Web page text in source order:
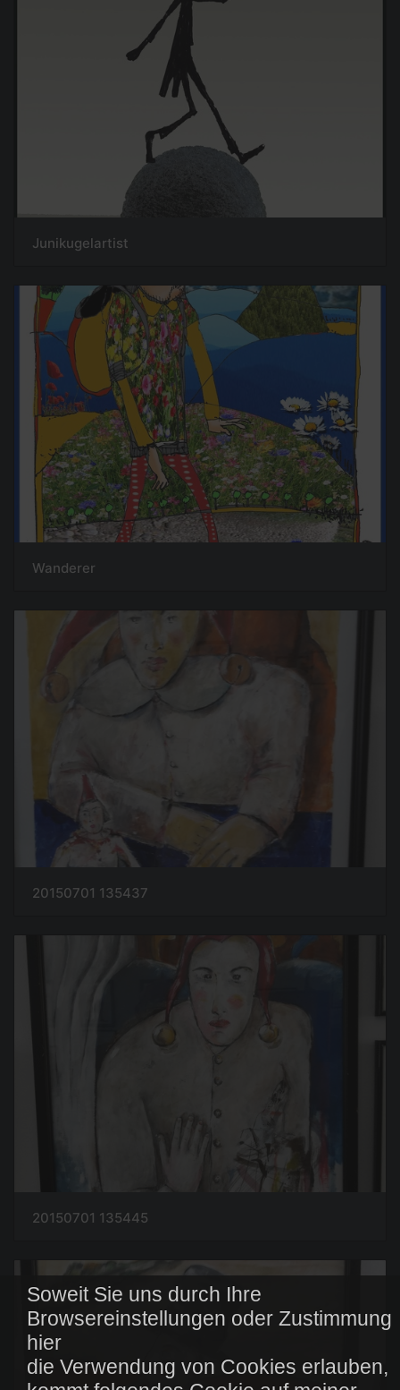
Soweit Sie uns durch Ihre
Browsereinstellungen oder Zustimmung
hier
die Verwendung von Cookies erlauben,
Junikugelartist
Wanderer
20150701 135437
20150701 135445